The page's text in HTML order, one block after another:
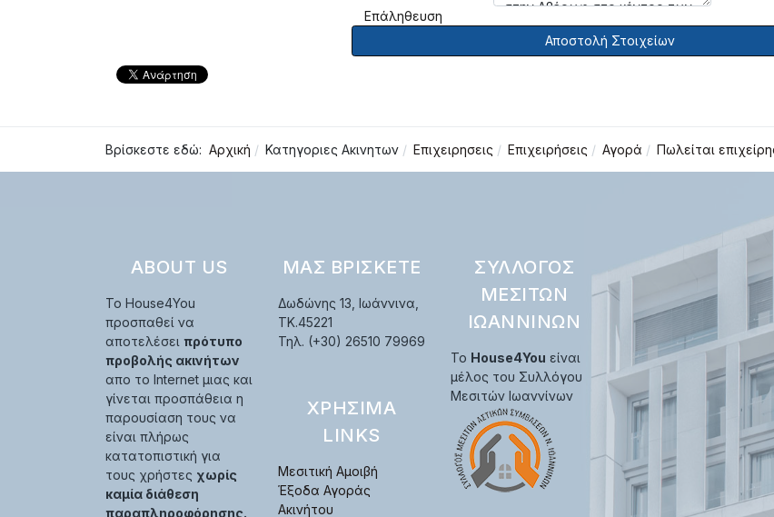
Επάληθευση
Αποστολή Στοιχείων
Βρίσκεστε εδώ: Αρχική Κατηγοριες Ακινητων Επιχειρησεις Επιχειρήσεις Αγορά Πωλείται
ABOUT US
Το House4You
προσπαθεί να
αποτελέσει πρότυπο
προβολής ακινήτων
απο το Internet μιας και
γίνεται προσπάθεια η
παρουσίαση τους να
είναι πλήρως
κατατοπιστική για
τους χρήστες χωρίς
καμία διάθεση
παραπληροφόρησης.
ΜΑΣ ΒΡΊΣΚΕΤΕ
Δωδώνης 13, Ιωάννινα,
TK.45221
Τηλ. (+30) 26510 79969
ΧΡΉΣΙΜΑ
LINKS
Μεσιτική Αμοιβή
Έξοδα Αγοράς
Ακινήτου
ΣΎΛΛΟΓΟΣ
ΜΕΣΙΤΏΝ
ΙΩΑΝΝΊΝΩΝ
Το House4You είναι
μέλος του Συλλόγου
Μεσιτών Ιωαννίνων